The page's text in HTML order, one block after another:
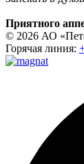
Приятного
© 2026 АО
Горячая линия: